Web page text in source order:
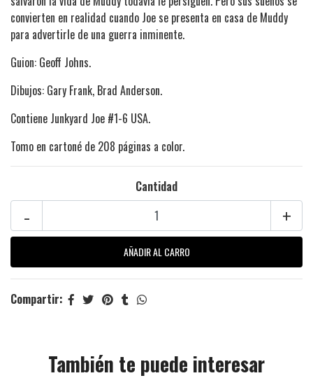
convierten en realidad cuando Joe se presenta en casa de Muddy
para advertirle de una guerra inminente.
Guion: Geoff Johns.
Dibujos: Gary Frank, Brad Anderson.
Contiene Junkyard Joe #1-6 USA.
Tomo en cartoné de 208 páginas a color.
Cantidad
+
-
Compartir:
También te puede interesar